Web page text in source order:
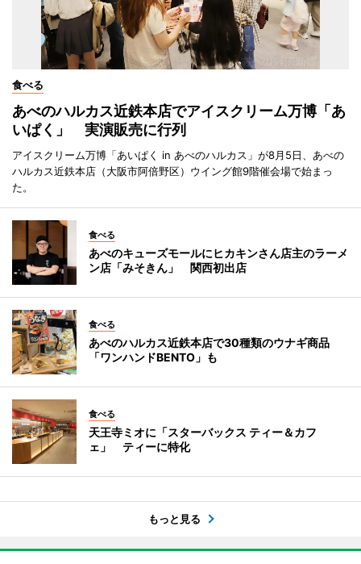
食べる
あべのハルカス近鉄本店でアイスクリーム万博「あ
いぱく」 実演販売に行列
アイスクリーム万博「あいぱく in あべのハルカス」が8月5日、あべの
ハルカス近鉄本店（大阪市阿倍野区）ウイング館9階催会場で始まっ
た。
食べる
あべのキューズモールにヒカキンさん店主のラーメ
ン店「みそきん」 関西初出店
食べる
あべのハルカス近鉄本店で30種類のウナギ商品
「ワンハンドBENTO」も
食べる
天王寺ミオに「スターバックス ティー＆カフ
ェ」 ティーに特化
もっと見る